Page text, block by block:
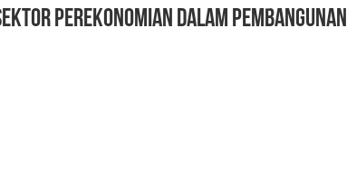
Perekonomian dalam Pembangunan